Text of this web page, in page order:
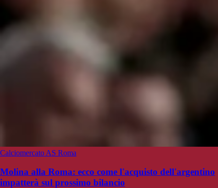
Calciomercato AS Roma
Molina alla Roma: ecco come l'acquisto dell'argentino
impatterà sul prossimo bilancio